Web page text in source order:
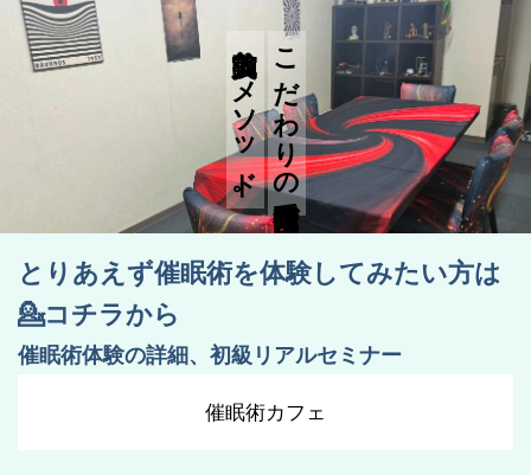
こだわりの催眠術空間で
実践的なメソッド。
とりあえず催眠術を体験してみたい方は
💁コチラから
催眠術体験の詳細、初級リアルセミナー
催眠術カフェ